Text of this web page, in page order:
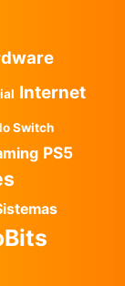
Internet
Switch
PS5